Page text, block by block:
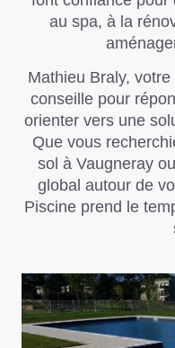
au spa, à la
Mathieu Braly,
conseille pour
orienter vers une
Que vous
sol à Vaugneray
global autour de
Piscine prend le